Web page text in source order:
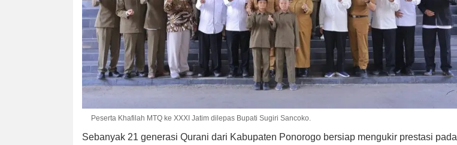
Peserta Khafilah MTQ ke XXXI Jatim dilepas Bupati Sugiri Sancoko.
Sebanyak 21 generasi Qurani dari Kabupaten Ponorogo bersiap mengukir prestasi pada